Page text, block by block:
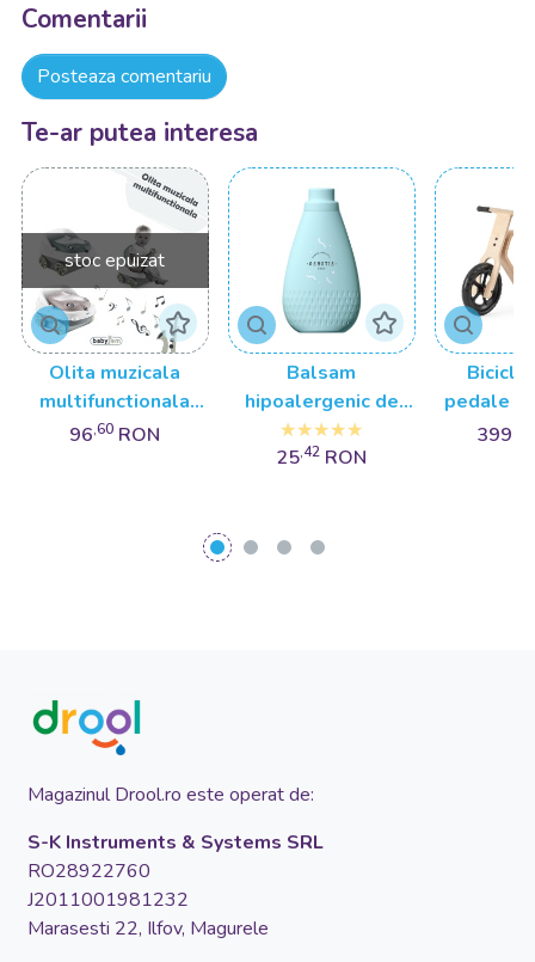
Comentarii
Posteaza comentariu
Te-ar putea interesa
stoc epuizat
Olita muzicala
multifunctionala
BabyJem Masinuta
96,60 RON
Balsam
hipoalergenic de
rufe pentru
bebelusi Agnotis
25,42 RON
pedale
399
Magazinul Drool.ro este operat de:
S-K Instruments & Systems SRL
RO28922760
J2011001981232
Marasesti 22, Ilfov, Magurele